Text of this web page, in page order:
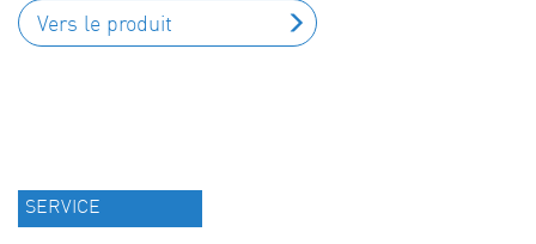
Vers le produit
SERVICE